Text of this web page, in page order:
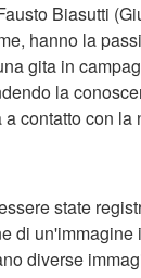
Biasutti
hanno la
gita in
la
contatto con la
state
di un'immagine
diverse